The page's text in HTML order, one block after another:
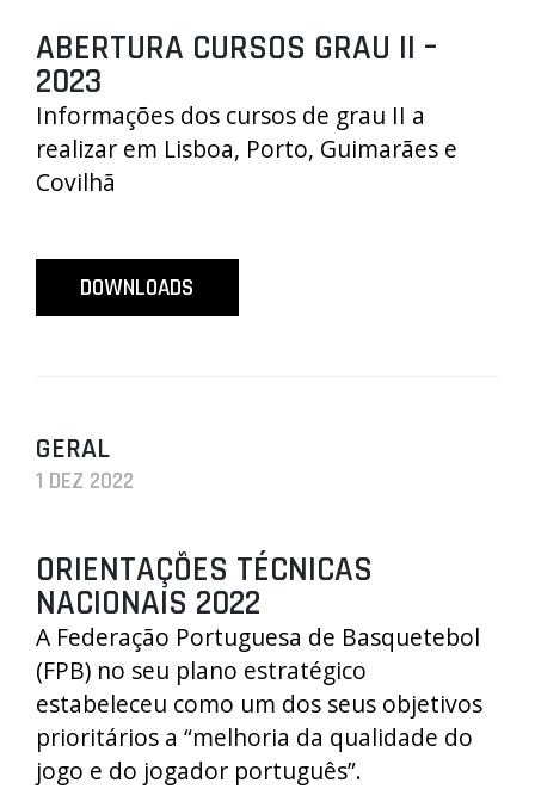
ABERTURA CURSOS GRAU II –
2023
Informações dos cursos de grau II a
realizar em Lisboa, Porto, Guimarães e
Covilhã
DOWNLOADS
GERAL
1 DEZ 2022
ORIENTAÇÕES TÉCNICAS
NACIONAIS 2022
A Federação Portuguesa de Basquetebol
(FPB) no seu plano estratégico
estabeleceu como um dos seus objetivos
prioritários a “melhoria da qualidade do
jogo e do jogador português”.